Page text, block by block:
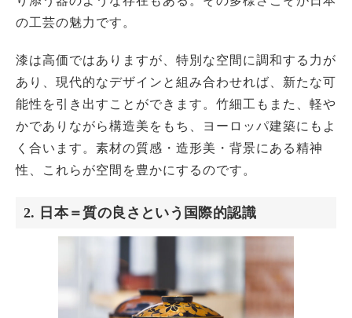
の工芸の魅力です。
漆は高価ではありますが、特別な空間に調和する力が
あり、現代的なデザインと組み合わせれば、新たな可
能性を引き出すことができます。竹細工もまた、軽や
かでありながら構造美をもち、ヨーロッパ建築にもよ
く合います。素材の質感・造形美・背景にある精神
性、これらが空間を豊かにするのです。
2. 日本＝質の良さという国際的認識